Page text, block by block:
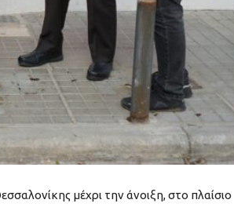
μέχρι την άνοιξη, στο πλαίσιο